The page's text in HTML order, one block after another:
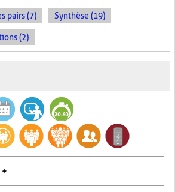
pairs (7) Synthèse (19)
(2)
+